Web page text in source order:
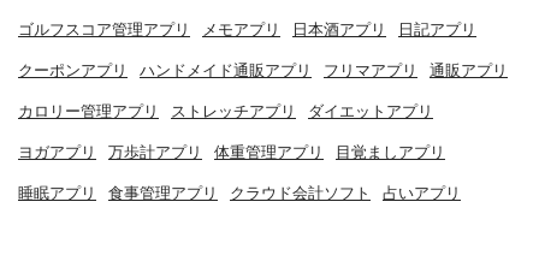
ゴルフスコア管理アプリ メモアプリ 日本酒アプリ 日記アプリ
クーポンアプリ ハンドメイド通販アプリ フリマアプリ 通販アプリ
カロリー管理アプリ ストレッチアプリ ダイエットアプリ
ヨガアプリ 万歩計アプリ 体重管理アプリ 目覚ましアプリ
睡眠アプリ 食事管理アプリ クラウド会計ソフト 占いアプリ